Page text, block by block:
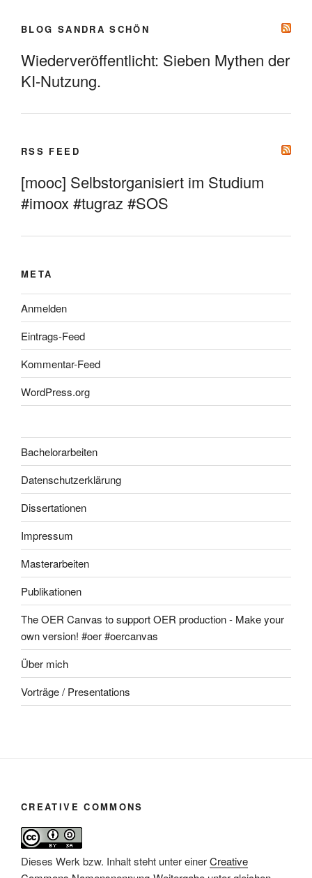
BLOG SANDRA SCHÖN
Wiederveröffentlicht: Sieben Mythen der
KI-Nutzung.
RSS FEED
[mooc] Selbstorganisiert im Studium
#imoox #tugraz #SOS
META
Anmelden
Eintrags-Feed
Kommentar-Feed
WordPress.org
Bachelorarbeiten
Datenschutzerklärung
Dissertationen
Impressum
Masterarbeiten
Publikationen
The OER Canvas to support OER production - Make your
own version! #oer #oercanvas
Über mich
Vorträge / Presentations
CREATIVE COMMONS
Dieses Werk bzw. Inhalt steht unter einerCreative